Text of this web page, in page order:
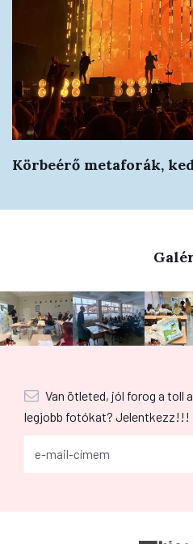
Körbeérő metaforák,
Van ötleted, jól forog a toll
legjobb fotókat? Jelentkezz!!!